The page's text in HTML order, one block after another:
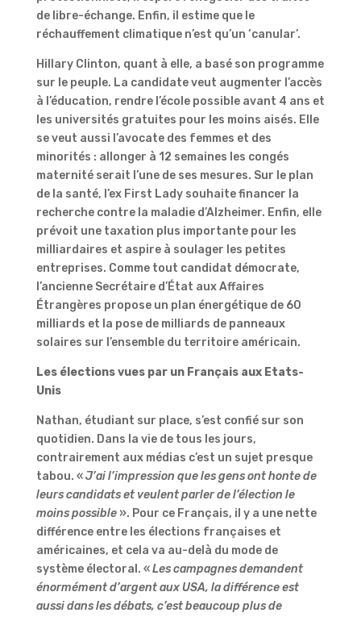
de libre-échange. Enfin, il estime que le
réchauffement climatique n’est qu’un ‘canular’.
Hillary Clinton, quant à elle, a basé son programme
sur le peuple. La candidate veut augmenter l’accès
à l’éducation, rendre l’école possible avant 4 ans et
les universités gratuites pour les moins aisés. Elle
se veut aussi l’avocate des femmes et des
minorités : allonger à 12 semaines les congés
maternité serait l’une de ses mesures. Sur le plan
de la santé, l’ex First Lady souhaite financer la
recherche contre la maladie d’Alzheimer. Enfin, elle
prévoit une taxation plus importante pour les
milliardaires et aspire à soulager les petites
entreprises. Comme tout candidat démocrate,
l’ancienne Secrétaire d’État aux Affaires
Étrangères propose un plan énergétique de 60
milliards et la pose de milliards de panneaux
solaires sur l’ensemble du territoire américain.
Les élections vues par un Français aux Etats-
Unis
Nathan, étudiant sur place, s’est confié sur son
quotidien. Dans la vie de tous les jours,
contrairement aux médias c’est un sujet presque
tabou. «J’ai l’impression que les gens ont honte de
leurs candidats et veulent parler de l’élection le
moins possible ». Pour ce Français, il y a une nette
différence entre les élections françaises et
américaines, et cela va au-delà du mode de
système électoral. «Les campagnes demandent
énormément d’argent aux USA, la différence est
aussi dans les débats, c’est beaucoup plus de